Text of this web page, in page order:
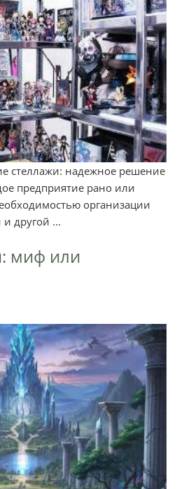
стеллажи: надежное решение
предприятие рано или
организации
другой ...
миф или